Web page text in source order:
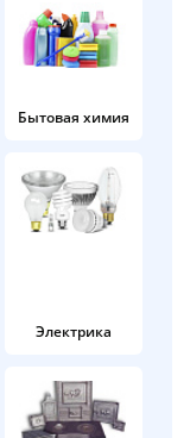
Бытовая химия
Электрика
раз в 2